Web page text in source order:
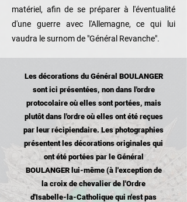
matériel, afin de se préparer à l'éventualité
d'une guerre avec l'Allemagne, ce qui lui
vaudra le surnom de "Général Revanche".
Les décorations du Général BOULANGER
sont ici présentées, non dans l'ordre
protocolaire où elles sont portées, mais
plutôt dans l'ordre où elles ont été reçues
par leur récipiendaire. Les photographies
présentent les décorations originales qui
ont été portées par le Général
BOULANGER lui-même (à l'exception de
la croix de chevalier de l'Ordre
d'Isabelle-la-Catholique qui n'est pas